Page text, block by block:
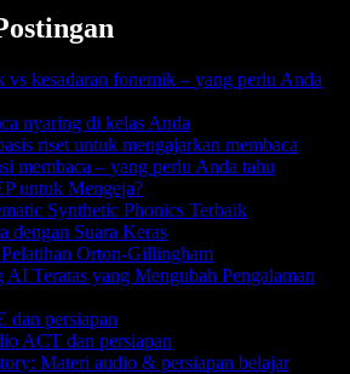
vs kesadaran fonemik – yang perlu Anda
nyaring di kelas Anda
riset untuk mengajarkan membaca
membaca – yang perlu Anda tahu
untuk Mengeja?
Synthetic Phonics Terbaik
dengan Suara Keras
Orton-Gillingham
Teratas yang Mengubah Pengalaman
dan persiapan
ACT dan persiapan
Materi audio & persiapan belajar